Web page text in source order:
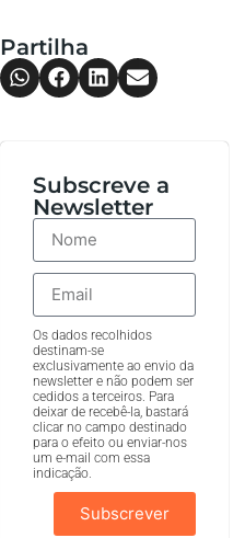
Partilha
Subscreve a
Newsletter
Os dados recolhidos
destinam-se
exclusivamente ao envio da
newsletter e não podem ser
cedidos a terceiros. Para
deixar de recebê-la, bastará
clicar no campo destinado
para o efeito ou enviar-nos
um e-mail com essa
indicação.
Subscrever